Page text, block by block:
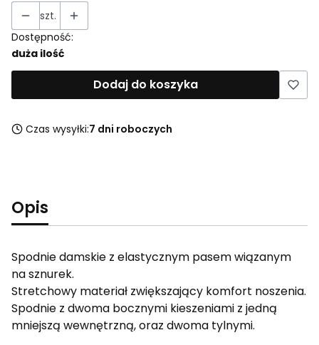
szt.
Dostępność:
duża ilość
Dodaj do koszyka
Czas wysyłki:7 dni roboczych
Opis
Spodnie damskie z elastycznym pasem wiązanym
na sznurek.
Stretchowy materiał zwiększający komfort noszenia.
Spodnie z dwoma bocznymi kieszeniami z jedną
mniejszą wewnętrzną, oraz dwoma tylnymi.